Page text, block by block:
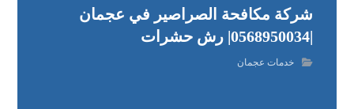
شركة مكافحة الصراصير في عجمان
|0568950034| رش حشرات
خدمات عجمان